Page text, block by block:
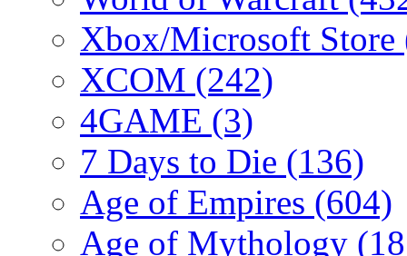
Xbox/Microsoft Store
XCOM (242)
4GAME (3)
7 Days to Die (136)
Age of Empires (604)
Age of Mythology